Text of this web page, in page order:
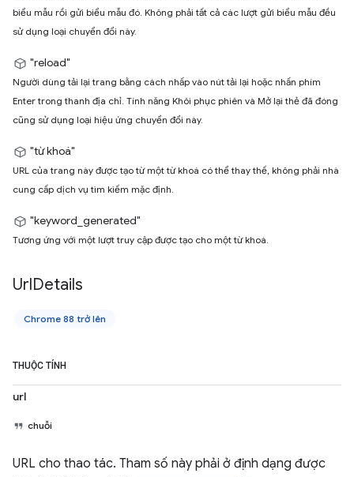
biểu mẫu rồi gửi biểu mẫu đó. Không phải tất cả các lượt gửi biểu mẫu đều
sử dụng loại chuyển đổi này.
"reload"
Người dùng tải lại trang bằng cách nhấp vào nút tải lại hoặc nhấn phím
Enter trong thanh địa chỉ. Tính năng Khôi phục phiên và Mở lại thẻ đã đóng
cũng sử dụng loại hiệu ứng chuyển đổi này.
"từ khoá"
URL của trang này được tạo từ một từ khoá có thể thay thế, không phải nhà
cung cấp dịch vụ tìm kiếm mặc định.
"keyword_generated"
Tương ứng với một lượt truy cập được tạo cho một từ khoá.
UrlDetails
Chrome 88 trở lên
THUỘC TÍNH
url
chuỗi
URL cho thao tác. Tham số này phải ở định dạng được